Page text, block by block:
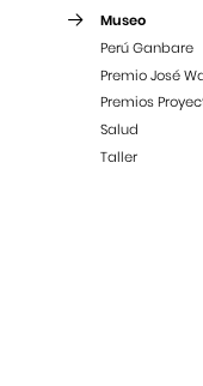
Museo
Perú Ganbare
Premio José
Premios
Salud
Taller